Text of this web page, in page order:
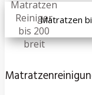
Matratzen